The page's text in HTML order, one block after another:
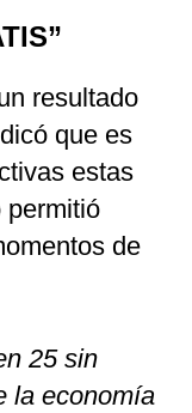
resultado
que es
estas
permitió
de
25 sin
la economía